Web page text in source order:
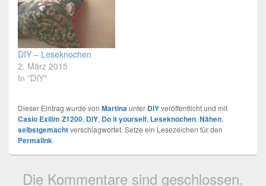
DIY – Leseknochen
2. März 2015
In "DIY"
Dieser Eintrag wurde von Martinaunter DIYveröffentlicht und mit
Casio Exilim Z1200, DIY, Do it yourself, Leseknochen,Nähen,
selbstgemachtverschlagwortet. Setze ein Lesezeichen für den
Permalink.
Die Kommentare sind geschlossen.